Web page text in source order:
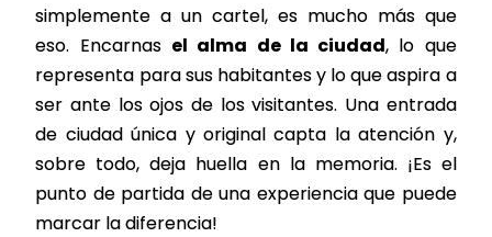
simplemente a un cartel, es mucho más que
eso. Encarnas el alma de la ciudad, lo que
representa para sus habitantes y lo que aspira a
ser ante los ojos de los visitantes. Una entrada
de ciudad única y original capta la atención y,
sobre todo, deja huella en la memoria. ¡Es el
punto de partida de una experiencia que puede
marcar la diferencia!